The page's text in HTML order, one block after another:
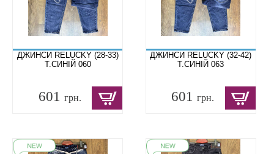
ДЖИНСИ RELUCKY (28-33)
Т.СИНІЙ 060
601 грн.
ДЖИНСИ RELUCKY (32-42)
Т.СИНІЙ 063
601грн.